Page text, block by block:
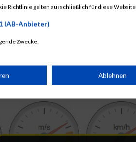
Richtlinie gelten ausschließlich für diese
IAB-Anbieter)
Zwecke:
auf Informationen auf einem
Daten zur Auswahl von
für personalisierte Werbung
Ablehnen